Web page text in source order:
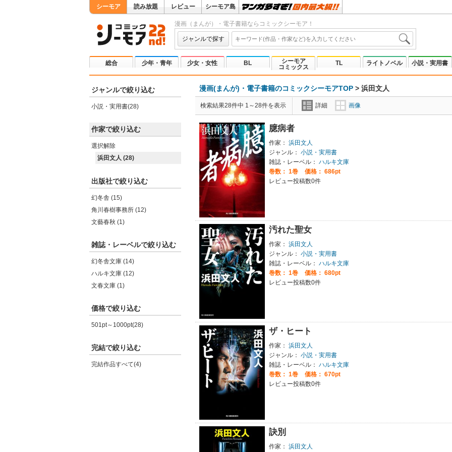
シーモア 読み放題 レビュー シーモア島
漫画（まんが）・電子書籍ならコミックシーモア！
ジャンルで探す
総合 少年・青年 少女・女性 BL
シーモア
コミックス
TL ライトノベル 小説・実用書
ジャンルで絞り込む
小説・実用書(28)
作家で絞り込む
選択解除
浜田文人 (28)
出版社で絞り込む
幻冬舎 (15)
角川春樹事務所 (12)
文藝春秋 (1)
雑誌・レーベルで絞り込む
幻冬舎文庫 (14)
ハルキ文庫 (12)
文春文庫 (1)
価格で絞り込む
501pt～1000pt(28)
完結で絞り込む
完結作品すべて(4)
漫画(まんが)・電子書籍のコミックシーモアTOP > 浜田文人
検索結果28件中 1～28件を表示 詳細 画像
臆病者
作家： 浜田文人
ジャンル： 小説・実用書
雑誌・レーベル： ハルキ文庫
巻数： 1巻
価格： 686pt
レビュー投稿数0件
汚れた聖女
作家： 浜田文人
ジャンル： 小説・実用書
雑誌・レーベル： ハルキ文庫
巻数： 1巻
価格： 680pt
レビュー投稿数0件
ザ・ヒート
作家： 浜田文人
ジャンル： 小説・実用書
雑誌・レーベル： ハルキ文庫
巻数： 1巻
価格： 670pt
レビュー投稿数0件
訣別
作家： 浜田文人